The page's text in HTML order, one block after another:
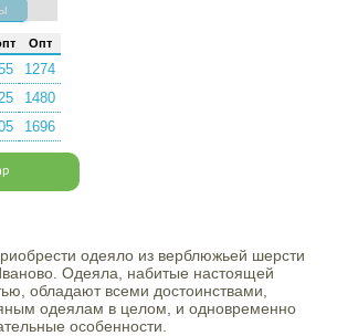
Опт
1274
1480
1696
одеяло из верблюжьей шерсти
Одеяла, набитые настоящей
обладают всеми достоинствами,
одеялам в целом, и одновременно
особенности.